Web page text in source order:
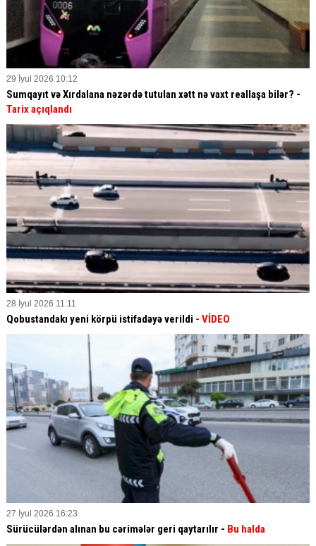
29 İyul 2026 10:12
Sumqayıt və Xırdalana nəzərdə tutulan xətt nə vaxt reallaşa bilər? -
Tarix açıqlandı
28 İyul 2026 11:11
Qobustandakı yeni körpü istifadəyə verildi - VİDEO
27 İyul 2026 16:23
Sürücülərdən alınan bu cərimələr geri qaytarılır - Bu halda